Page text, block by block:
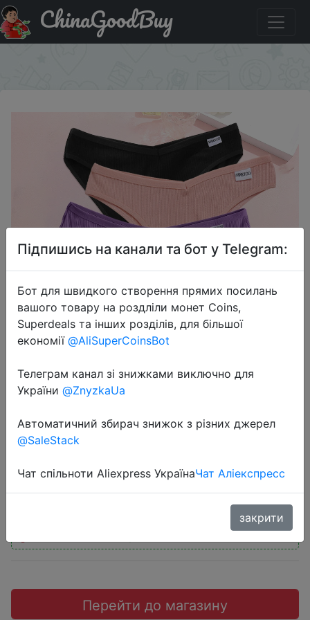
Купити по знижці $1/1 Трусики-бикини женские х/б, 3
шт./компл.ChinaGoodBuy
2022-04-21
шт./компл.
$2.99
Перейти до магазину
Підпишись на канали та бот у Telegram:
Бот для швидкого створення прямих посилань
вашого товару на роздліли монет Coins,
Superdeals та інших розділів, для більшої
економії @AliSuperCoinsBot
Телеграм канал зі знижками виключно для
України @ZnyzkaUa
Автоматичний збирач знижок з різних джерел
@SaleStack
Чат спільноти Aliexpress УкраїнаЧат Аліекспресс
закрити